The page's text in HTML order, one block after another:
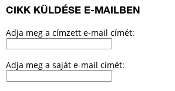
CIKK KÜLDÉSE E-MAILBEN
Adja meg a címzett e-mail címét:
Adja meg a saját e-mail címét: